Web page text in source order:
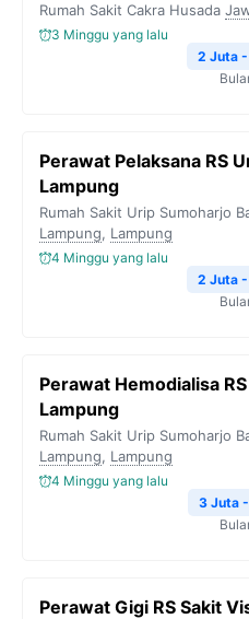
Rumah Sakit Cakra Husada
3 Minggu yang lalu
2 Juta
Perawat Pelaksana RS
Lampung
Rumah Sakit Urip Sumoharjo
Lampung, Lampung
4 Minggu yang lalu
2 Juta
Perawat Hemodialisa
Lampung
Rumah Sakit Urip Sumoharjo
Lampung, Lampung
4 Minggu yang lalu
3 Juta
Perawat Gigi RS Sakit